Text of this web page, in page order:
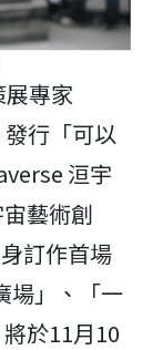
專家
行「可以
洹宇
藝術創
訂作首場
場」、「一
於11月10